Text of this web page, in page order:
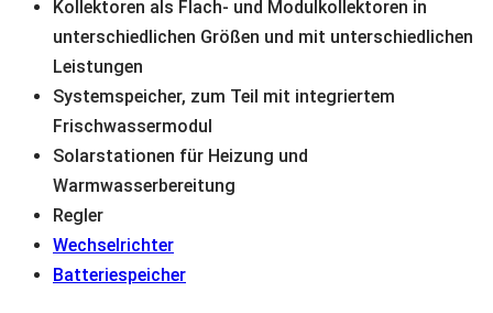
Kollektoren als Flach- und Modulkollektoren in
unterschiedlichen Größen und mit unterschiedlichen
Leistungen
Systemspeicher, zum Teil mit integriertem
Frischwassermodul
Solarstationen für Heizung und
Warmwasserbereitung
Regler
Wechselrichter
Batteriespeicher